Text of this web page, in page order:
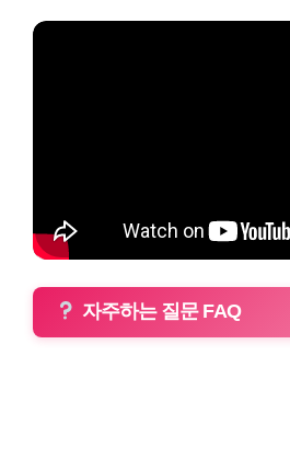
자주하는 질문 FAQ